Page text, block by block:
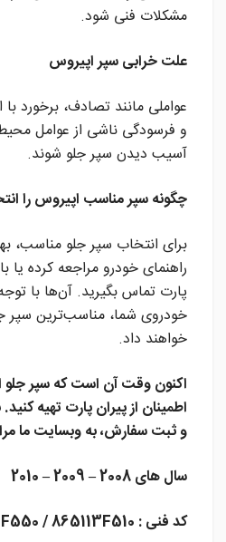
مشکلات فنی شود.
علت خرابی سپر اپیروس
عواملی مانند تصادف، برخورد
و فرسودگی ناشی از عوامل
آسیب دیدن سپر جلو شوند.
چگونه سپر مناسب اپیروس را
برای انتخاب سپر جلو مناسب،
راهنمای خودرو مراجعه کرده یا
پارت تماس بگیرید. آن‌ها با
خودروی شما، مناسب‌ترین سپر
خواهند داد.
اکنون وقت آن است که سپر جلو
اطمینان از پیران پارت تهیه
و ثبت سفارش، به وبسایت ما
سال های 2008 – 2009 – 2010
کد فنی : 865113F550 / 865113F510